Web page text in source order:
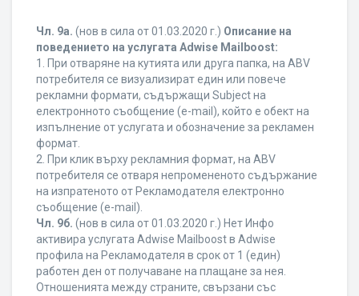
Чл. 9а. (нов в сила от 01.03.2020 г.) Описание на
поведението на услугата Adwise Mailboost:
1. При отваряне на кутията или друга папка, на ABV
потребителя се визуализират един или повече
рекламни формати, съдържащи Subject на
електронното съобщение (e-mail), който е обект на
изпълнение от услугата и обозначение за рекламен
формат.
2. При клик върху рекламния формат, на ABV
потребителя се отваря непромененото съдържание
на изпратеното от Рекламодателя електронно
съобщение (e-mail).
Чл. 9б. (нов в сила от 01.03.2020 г.) Нет Инфо
активира услугата Adwise Mailboost в Adwise
профила на Рекламодателя в срок от 1 (един)
работен ден от получаване на плащане за нея.
Отношенията между страните, свързани със